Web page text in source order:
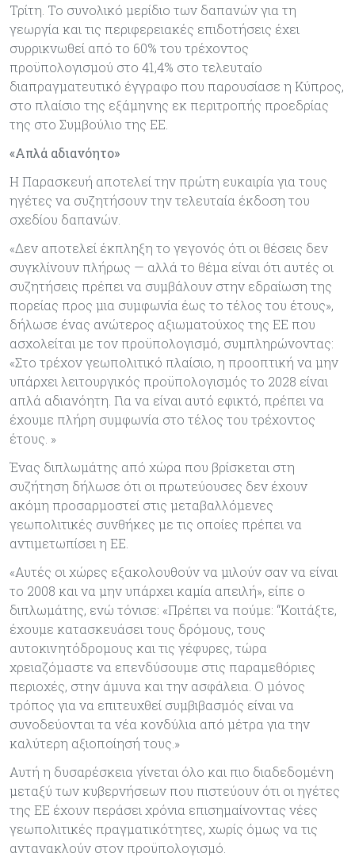
Τρίτη. Το συνολικό μερίδιο των δαπανών για τη
γεωργία και τις περιφερειακές επιδοτήσεις έχει
συρρικνωθεί από το 60% του τρέχοντος
προϋπολογισμού στο 41,4% στο τελευταίο
διαπραγματευτικό έγγραφο που παρουσίασε η Κύπρος,
στο πλαίσιο της εξάμηνης εκ περιτροπής προεδρίας
της στο Συμβούλιο της ΕΕ.
«Απλά αδιανόητο»
Η Παρασκευή αποτελεί την πρώτη ευκαιρία για τους
ηγέτες να συζητήσουν την τελευταία έκδοση του
σχεδίου δαπανών.
«Δεν αποτελεί έκπληξη το γεγονός ότι οι θέσεις δεν
συγκλίνουν πλήρως — αλλά το θέμα είναι ότι αυτές οι
συζητήσεις πρέπει να συμβάλουν στην εδραίωση της
πορείας προς μια συμφωνία έως το τέλος του έτους»,
δήλωσε ένας ανώτερος αξιωματούχος της ΕΕ που
ασχολείται με τον προϋπολογισμό, συμπληρώνοντας:
«Στο τρέχον γεωπολιτικό πλαίσιο, η προοπτική να μην
υπάρχει λειτουργικός προϋπολογισμός το 2028 είναι
απλά αδιανόητη. Για να είναι αυτό εφικτό, πρέπει να
έχουμε πλήρη συμφωνία στο τέλος του τρέχοντος
έτους. »
Ένας διπλωμάτης από χώρα που βρίσκεται στη
συζήτηση δήλωσε ότι οι πρωτεύουσες δεν έχουν
ακόμη προσαρμοστεί στις μεταβαλλόμενες
γεωπολιτικές συνθήκες με τις οποίες πρέπει να
αντιμετωπίσει η ΕΕ.
«Αυτές οι χώρες εξακολουθούν να μιλούν σαν να είναι
το 2008 και να μην υπάρχει καμία απειλή», είπε ο
διπλωμάτης, ενώ τόνισε: «Πρέπει να πούμε: “Κοιτάξτε,
έχουμε κατασκευάσει τους δρόμους, τους
αυτοκινητόδρομους και τις γέφυρες, τώρα
χρειαζόμαστε να επενδύσουμε στις παραμεθόριες
περιοχές, στην άμυνα και την ασφάλεια. Ο μόνος
τρόπος για να επιτευχθεί συμβιβασμός είναι να
συνοδεύονται τα νέα κονδύλια από μέτρα για την
καλύτερη αξιοποίησή τους.»
Αυτή η δυσαρέσκεια γίνεται όλο και πιο διαδεδομένη
μεταξύ των κυβερνήσεων που πιστεύουν ότι οι ηγέτες
της ΕΕ έχουν περάσει χρόνια επισημαίνοντας νέες
γεωπολιτικές πραγματικότητες, χωρίς όμως να τις
αντανακλούν στον προϋπολογισμό.